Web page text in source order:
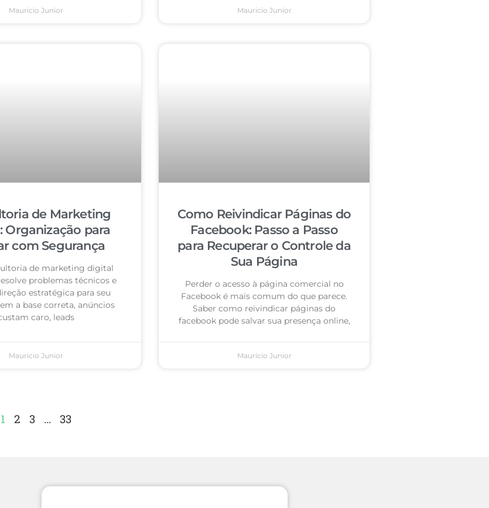
Mauricio Junior Mauricio Junior
de Marketing
Organização para
com Segurança
de marketing digital
problemas técnicos e
estratégica para seu
a base correta, anúncios
caro, leads
Mauricio Junior
Como Reivindicar Páginas do
Facebook: Passo a Passo
para Recuperar o Controle da
Sua Página
Perder o acesso à página comercial no
Facebook é mais comum do que parece.
Saber como reivindicar páginas do
facebook pode salvar sua presença online,
Mauricio Junior
1 2 3 … 33